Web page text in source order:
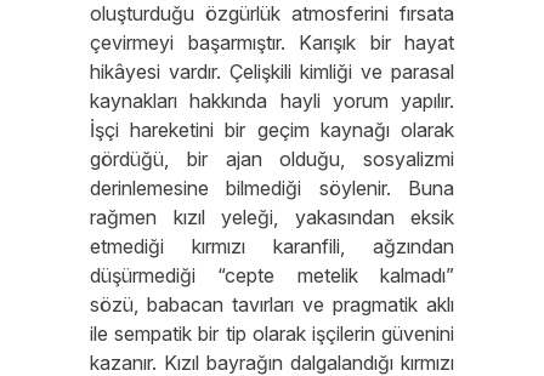
oluşturduğu özgürlük atmosferini fırsata
çevirmeyi başarmıştır. Karışık bir hayat
hikâyesi vardır. Çelişkili kimliği ve parasal
kaynakları hakkında hayli yorum yapılır.
İşçi hareketini bir geçim kaynağı olarak
gördüğü, bir ajan olduğu, sosyalizmi
derinlemesine bilmediği söylenir. Buna
rağmen kızıl yeleği, yakasından eksik
etmediği kırmızı karanfili, ağzından
düşürmediği “cepte metelik kalmadı”
sözü, babacan tavırları ve pragmatik aklı
ile sempatik bir tip olarak işçilerin güvenini
kazanır. Kızıl bayrağın dalgalandığı kırmızı